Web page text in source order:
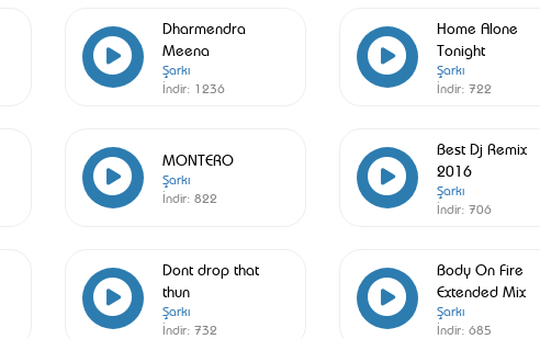
Dharmendra
Meena
Şarkı
İndir: 1236
Home Alone
Tonight
Şarkı
İndir: 722
MONTERO
Şarkı
İndir: 822
Best Dj Remix
2016
Şarkı
İndir: 706
Dont drop that
thun
Şarkı
İndir: 732
Body On Fire
Extended Mix
Şarkı
İndir: 685